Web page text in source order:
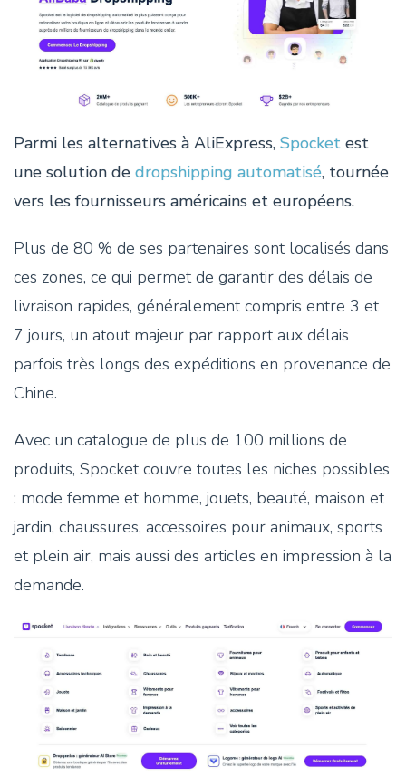
Parmi les alternatives à AliExpress, Spocket est
une solution de dropshipping automatisé, tournée
vers les fournisseurs américains et européens.
Plus de 80 % de ses partenaires sont localisés dans
ces zones, ce qui permet de garantir des délais de
livraison rapides, généralement compris entre 3 et
7 jours, un atout majeur par rapport aux délais
parfois très longs des expéditions en provenance de
Chine.
Avec un catalogue de plus de 100 millions de
produits, Spocket couvre toutes les niches possibles
: mode femme et homme, jouets, beauté, maison et
jardin, chaussures, accessoires pour animaux, sports
et plein air, mais aussi des articles en impression à la
demande.